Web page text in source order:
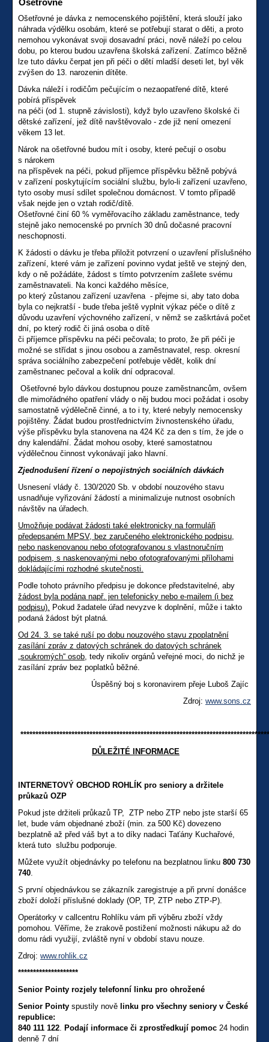
Ošetřovné
Ošetřovné je dávka z nemocenského pojištění, která slouží jako
náhrada výdělku osobám, které se potřebují starat o děti, a proto
nemohou vykonávat svoji dosavadní práci, nově náleží po celou
dobu, po kterou budou uzavřena školská zařízení. Zatímco běžně
lze tuto dávku čerpat jen při péči o dětí mladší deseti let, byl věk
zvýšen do 13. narozenin dítěte.
Dávka náleží i rodičům pečujícím o nezaopatřené dítě, které
pobírá příspěvek
na péči (od 1. stupně závislosti), když bylo uzavřeno školské či
dětské zařízení, jež dítě navštěvovalo - zde již není omezení
věkem 13 let.
Nárok na ošetřovné budou mít i osoby, které pečují o osobu
s nárokem
na příspěvek na péči, pokud příjemce příspěvku běžně pobývá
v zařízení poskytujícím sociální službu, bylo-li zařízení uzavřeno,
tyto osoby musí sdílet společnou domácnost. V tomto případě
však nejde jen o vztah rodič/dítě.
Ošetřovné činí 60 % vyměřovacího základu zaměstnance, tedy
stejně jako nemocenské po prvních 30 dnů dočasné pracovní
neschopnosti.
K žádosti o dávku je třeba přiložit potvrzení o uzavření příslušného
zařízení, které vám je zařízení povinno vydat ještě ve stejný den,
kdy o ně požádáte, žádost s tímto potvrzením zašlete svému
zaměstnavateli. Na konci každého měsíce,
po který zůstanou zařízení uzavřena - přejme si, aby tato doba
byla co nejkratší - bude třeba ještě vyplnit výkaz péče o dítě z
důvodu uzavření výchovného zařízení, v němž se zaškrtává počet
dní, po který rodič či jiná osoba o dítě
či příjemce příspěvku na péči pečovala; to proto, že při péči je
možné se střídat s jinou osobou a zaměstnavatel, resp. okresní
správa sociálního zabezpečení potřebuje vědět, kolik dní
zaměstnanec pečoval a kolik dní odpracoval.
Ošetřovné bylo dávkou dostupnou pouze zaměstnancům, ovšem
dle mimořádného opatření vlády o něj budou moci požádat i osoby
samostatně výdělečně činné, a to i ty, které nebyly nemocensky
pojištěny. Žádat budou prostřednictvím živnostenského úřadu,
výše příspěvku byla stanovena na 424 Kč za den s tím, že jde o
dny kalendářní. Žádat mohou osoby, které samostatnou
výdělečnou činnost vykonávají jako hlavní.
Zjednodušení řízení o nepojistných sociálních dávkách
Usnesení vlády č. 130/2020 Sb. v období nouzového stavu
usnadňuje vyřizování žádostí a minimalizuje nutnost osobních
návštěv na úřadech.
Umožňuje podávat žádosti také elektronicky na formuláři
předepsaném MPSV, bez zaručeného elektronického podpisu,
nebo naskenovanou nebo ofotografovanou s vlastnoručním
podpisem, s naskenovanými nebo ofotografovanými přílohami
dokládajícími rozhodné skutečnosti.
Podle tohoto právního předpisu je dokonce představitelné, aby
žádost byla podána např. jen telefonicky nebo e-mailem (i bez
podpisu). Pokud žadatele úřad nevyzve k doplnění, může i takto
podaná žádost být platná.
Od 24. 3. se také ruší po dobu nouzového stavu zpoplatnění
zasílání zpráv z datových schránek do datových schránek
„soukromých“ osob, tedy nikoliv orgánů veřejné moci, do nichž je
zasílání zpráv bez poplatků běžné.
Úspěšný boj s koronavirem přeje Luboš Zajíc
Zdroj: www.sons.cz
DŮLEŽITÉ INFORMACE
INTERNETOVÝ OBCHOD ROHLÍK pro seniory a držitele
průkazů OZP
Pokud jste držiteli průkazů TP, ZTP nebo ZTP nebo jste starší 65
let, bude vám objednané zboží (min. za 500 Kč) dovezeno
bezplatně až před váš byt a to díky nadaci Taťány Kuchařové,
která tuto službu podporuje.
Můžete využít objednávky po telefonu na bezplatnou linku 800 730
740.
S první objednávkou se zákazník zaregistruje a při první donášce
zboží doloží příslušné doklady (OP, TP, ZTP nebo ZTP-P).
Operátorky v callcentru Rohlíku vám při výběru zboží vždy
pomohou. Věříme, že zrakově postižení možnosti nákupu až do
domu rádi využijí, zvláště nyní v období stavu nouze.
Zdroj: www.rohlik.cz
********************
Senior Pointy rozjely telefonní linku pro ohrožené
Senior Pointy spustily nově linku pro všechny seniory v České
republice:
840 111 122. Podají informace či zprostředkují pomoc 24 hodin
denně 7 dní